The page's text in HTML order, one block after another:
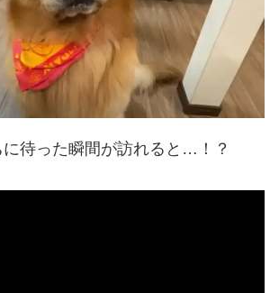
に待った瞬間が訪れると…！？